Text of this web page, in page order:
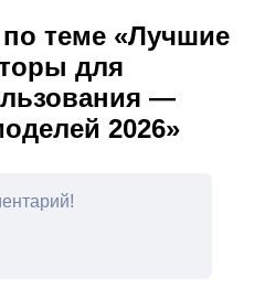
теме «Лучшие
для
—
2026»